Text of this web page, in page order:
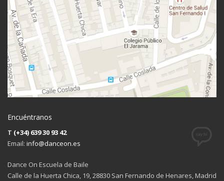
Encuéntranos
T (+34) 639 30 93 42
Email: info@danceon.es
Dance On Escuela de Baile
Calle de la Huerta Chica, 19, 28830 San Fernando de Henares, Madrid